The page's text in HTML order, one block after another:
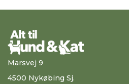
Marsvej 9
4500 Nykøbing Sj.